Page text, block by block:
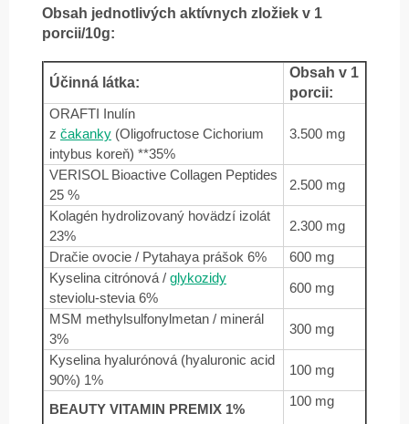
Obsah jednotlivých aktívnych zložiek v 1
porcii/10g:
Účinná látka:
Obsah v 1
porcii:
ORAFTI Inulín
z čakanky (Oligofructose Cichorium
intybus koreň) **35%
3.500 mg
VERISOL Bioactive Collagen Peptides
25 %
2.500 mg
Kolagén hydrolizovaný hovädzí izolát
23%
2.300 mg
Dračie ovocie / Pytahaya prášok 6%
600 mg
Kyselina citrónová / glykozidy
steviolu-stevia 6%
600 mg
MSM methylsulfonylmetan / minerál
3%
300 mg
Kyselina hyalurónová (hyaluronic acid
90%) 1%
100 mg
BEAUTY VITAMIN PREMIX 1%
100 mg